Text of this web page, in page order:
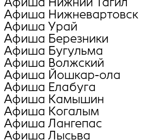
Афиша Нижневартовск
Афиша Урай
Афиша Березники
Афиша Бугульма
Афиша Волжский
Афиша Йошкар-ола
Афиша Елабуга
Афиша Камышин
Афиша Когалым
Афиша Лангепас
Афиша Лысьва